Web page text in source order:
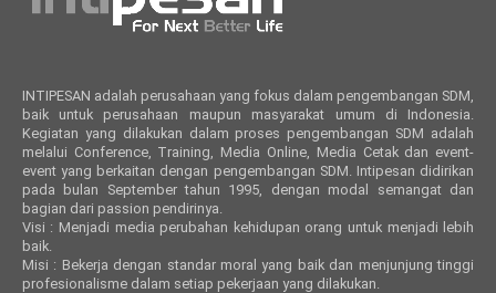
INTIPESAN adalah perusahaan yang fokus dalam pengembangan SDM,
baik untuk perusahaan maupun masyarakat umum di Indonesia.
Kegiatan yang dilakukan dalam proses pengembangan SDM adalah
melalui Conference, Training, Media Online, Media Cetak dan event-
event yang berkaitan dengan pengembangan SDM. Intipesan didirikan
pada bulan September tahun 1995, dengan modal semangat dan
bagian dari passion pendirinya.
Visi : Menjadi media perubahan kehidupan orang untuk menjadi lebih
baik.
Misi : Bekerja dengan standar moral yang baik dan menjunjung tinggi
profesionalisme dalam setiap pekerjaan yang dilakukan.